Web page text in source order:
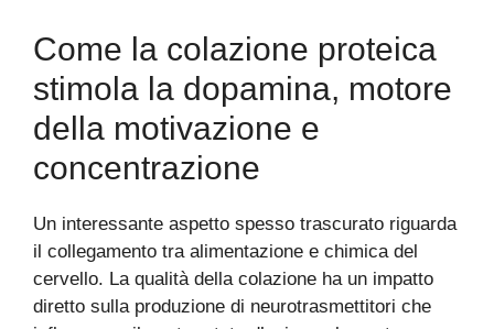
Come la colazione proteica
stimola la dopamina, motore
della motivazione e
concentrazione
Un interessante aspetto spesso trascurato riguarda
il collegamento tra alimentazione e chimica del
cervello. La qualità della colazione ha un impatto
diretto sulla produzione di neurotrasmettitori che